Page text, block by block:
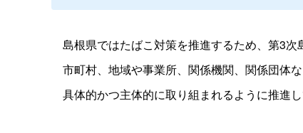
島根県ではたばこ対策を推進するため、第3次
市町村、地域や事業所、関係機関、関係団体
具体的かつ主体的に取り組まれるように推進